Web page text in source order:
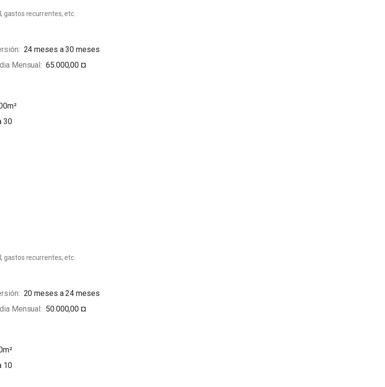
empresarial. A franquia conta com
sobre as atividades da empresa,
diversos modelos de negócio, que
na franquia Medição - Soluções
o treinamento inicial até o
oportunidade de negócio para
que requer serviços especializados e
das melhores escolhas para quem
gastos recurrentes, etc.
24 meses a 30 meses
Mensual 65.000,00 ¤
30
gastos recurrentes, etc.
20 meses a 24 meses
Mensual
50.000,00 ¤
10